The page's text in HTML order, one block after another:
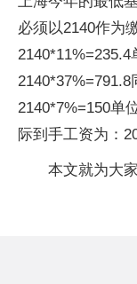
必须以2140作为
2140*11%=235.4
2140*37%=791.8
2140*7%=150单
际到手工资为：
本文就为大